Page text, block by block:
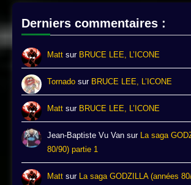
Derniers commentaires :
Matt sur BRUCE LEE, L’ICONE
Tornado sur BRUCE LEE, L’ICONE
Matt sur BRUCE LEE, L’ICONE
Jean-Baptiste Vu Van sur
La saga
80/90) partie 1
Matt sur La saga GODZILLA (années